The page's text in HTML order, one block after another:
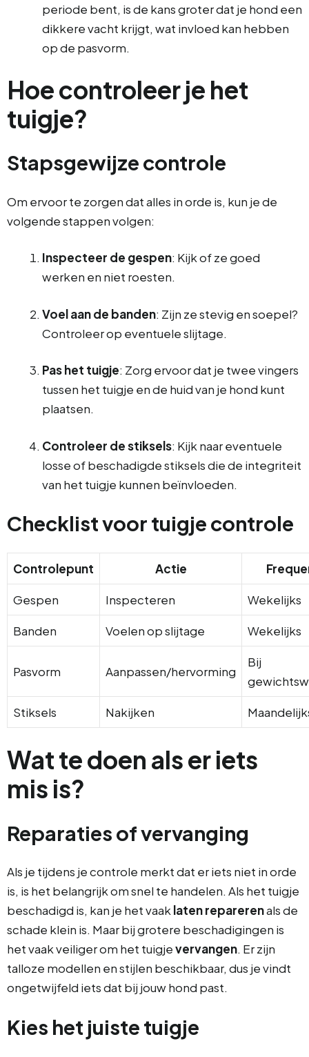
periode bent, is de kans groter dat je hond een
dikkere vacht krijgt, wat invloed kan hebben
op de pasvorm.
Hoe controleer je het
tuigje?
Stapsgewijze controle
Om ervoor te zorgen dat alles in orde is, kun je de
volgende stappen volgen:
Inspecteer de gespen: Kijk of ze goed
werken en niet roesten.
Voel aan de banden: Zijn ze stevig en soepel?
Controleer op eventuele slijtage.
Pas het tuigje: Zorg ervoor dat je twee vingers
tussen het tuigje en de huid van je hond kunt
plaatsen.
Controleer de stiksels: Kijk naar eventuele
losse of beschadigde stiksels die de integriteit
van het tuigje kunnen beïnvloeden.
Checklist voor tuigje controle
Controlepunt Actie
Gespen Inspecteren Wekelijks
Banden Voelen op slijtage Wekelijks
Pasvorm Aanpassen/hervorming
Bij
Stiksels Nakijken
Wat te doen als er iets
mis is?
Reparaties of vervanging
Als je tijdens je controle merkt dat er iets niet in orde
is, is het belangrijk om snel te handelen. Als het tuigje
beschadigd is, kan je het vaak laten reparerenals de
schade klein is. Maar bij grotere beschadigingen is
het vaak veiliger om het tuigjevervangen. Er zijn
talloze modellen en stijlen beschikbaar, dus je vindt
ongetwijfeld iets dat bij jouw hond past.
Kies het juiste tuigje